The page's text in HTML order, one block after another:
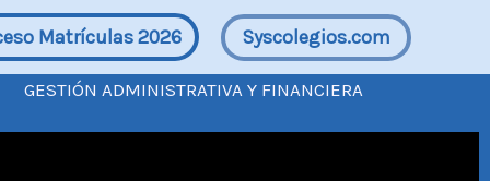
Matrículas 2026 Syscolegios.com
GESTIÓN ADMINISTRATIVA Y FINANCIERA